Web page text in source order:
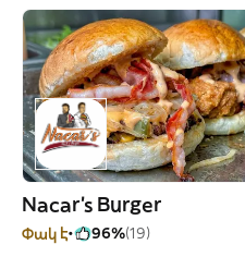
Nacar's Burger
Փակ է 96%(19)